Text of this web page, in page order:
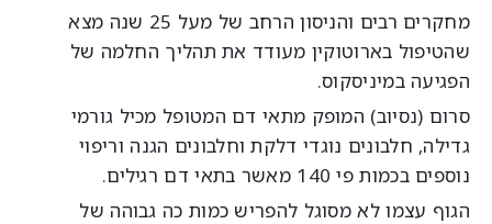
מחקרים רבים והניסון הרחב של מעל 25 שנה מצא
בארוטוקין מעודד את תהליך החלמה של
במיניסקוס.
(נסיוב) המופק מתאי דם המטופל מכיל גורמי
חלבונים נוגדי דלקת וחלבונים הגנה וריפוי
בכמות פי 140 מאשר בתאי דם רגילים.
עצמו לא מסוגל להפריש כמות כה גבוהה של